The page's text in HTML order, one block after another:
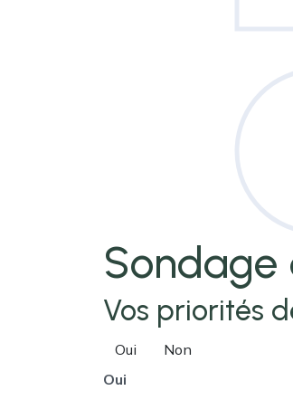
Sondage
Vos priorités
Oui
Non
Oui